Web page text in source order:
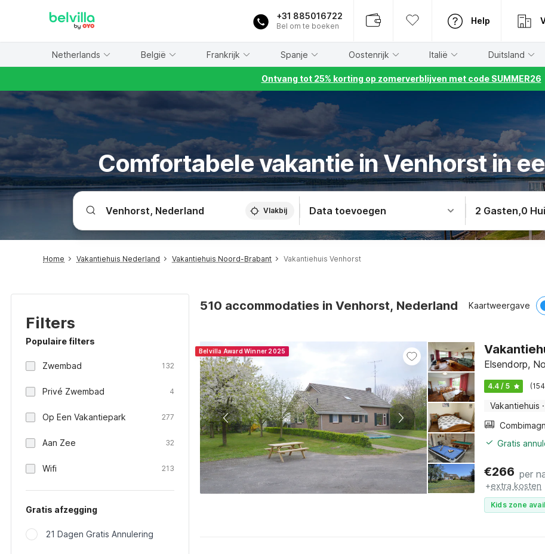
+31 885016722
Bel om te boeken
Help
Netherlands België Frankrijk Spanje Oostenrijk Italië Duitsland
Ontvang tot 25% korting op zomerverblijven met code SUMMER26
Comfortabele vakantie in Venhorst in
Vlakbij Data toevoegen 2 Gasten,0
Home Vakantiehuis Nederland Vakantiehuis Noord-Brabant Vakantiehuis Venhorst
Filters
Populaire filters
Zwembad 132
Privé Zwembad 4
Op Een Vakantiepark 277
Aan Zee 32
Wifi 213
Gratis afzegging
21 Dagen Gratis Annulering
510 accommodaties in Venhorst, Nederland Kaartweergave
Belvilla Award Winner 2025
Elsendorp,
4.4 / 5
Vakantiehuis ·
Gratis
€266 per
+extra kosten
Kids zone